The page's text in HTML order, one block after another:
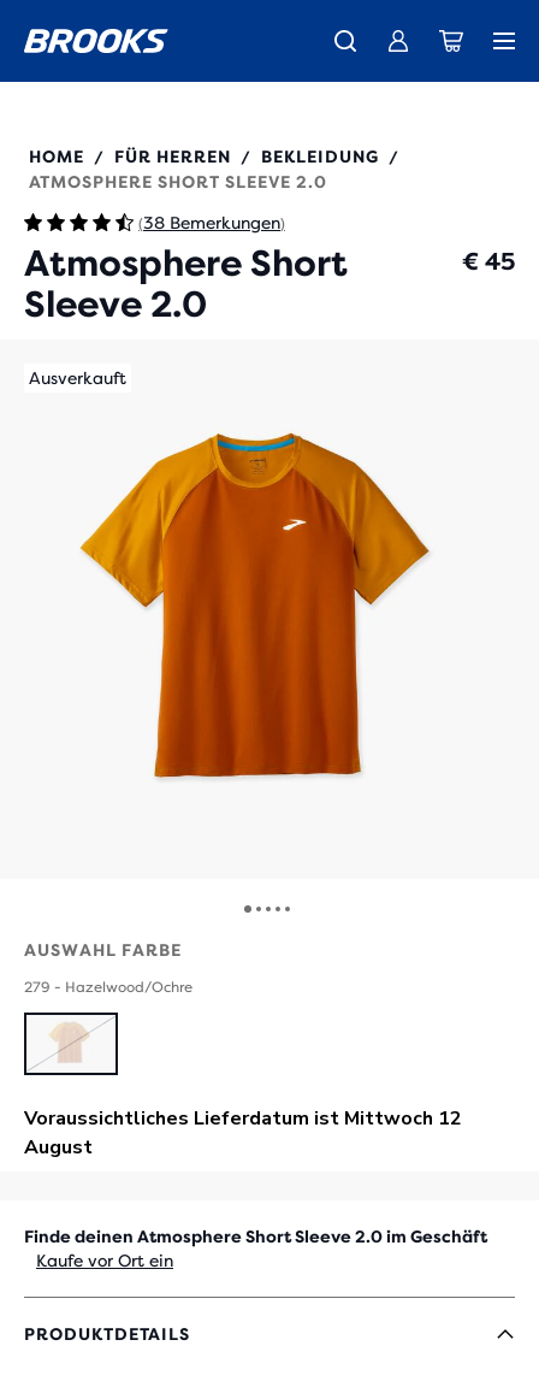
Der brandneue Ghost Amp ist da - Shop Damen Herren
Wir präsentieren die neue Cascadia Kollektion - Jetzt kaufen
Kostenloser Versand für alle Bestellungen über € 100
211455
HOME / FÜR HERREN / BEKLEIDUNG
/
ATMOSPHERE SHORT SLEEVE 2.0
(38 Bemerkungen)
Atmosphere Short
Sleeve 2.0
€ 45
Ausverkauft
AUSWAHL FARBE
279 - Hazelwood/Ochre
AUSVERKAUFT
Finde deinen Atmosphere Short Sleeve 2.0 im Geschäft
Kaufe vor Ort ein
PRODUKTDETAILS